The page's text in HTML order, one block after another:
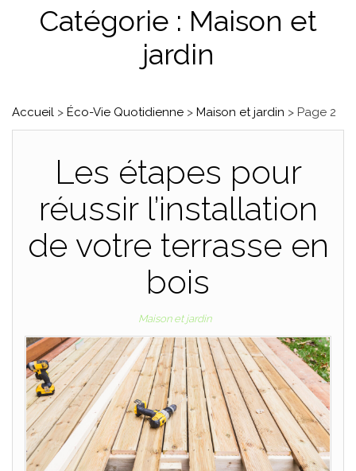
Catégorie : Maison et
jardin
Accueil > Éco-Vie Quotidienne > Maison et jardin > Page 2
Les étapes pour
réussir l’installation
de votre terrasse en
bois
Maison et jardin